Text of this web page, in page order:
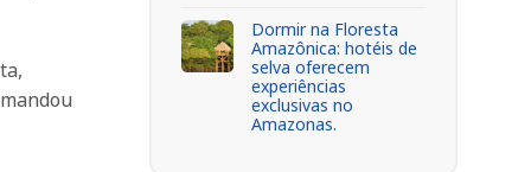
Dormir na Floresta
Amazônica: hotéis de
selva oferecem
experiências
exclusivas no
Amazonas.